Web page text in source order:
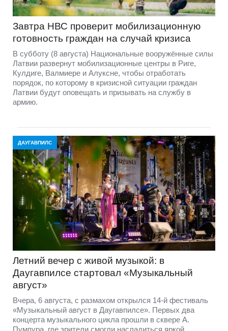
Завтра НВС проверит мобилизационную
готовность граждан на случай кризиса
В субботу (8 августа) Национальные вооружённые силы
Латвии развернут мобилизационные центры в Риге,
Кулдиге, Валмиере и Алуксне, чтобы отработать
порядок, по которому в кризисной ситуации граждан
Латвии будут оповещать и призывать на службу в
армию.
ДАУГАВПИЛС
Летний вечер с живой музыкой: в
Даугавпилсе стартовал «Музыкальный
август»
Вчера, 6 августа, с размахом открылся 14-й фестиваль
«Музыкальный август в Даугавпилсе». Первых два
концерта музыкального цикла прошли в сквере А.
Пумпура, где зрители смогли насладиться яркой